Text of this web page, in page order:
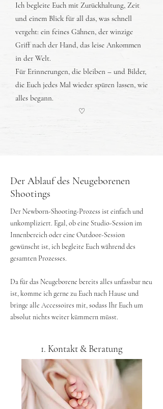
Ich begleite Euch mit Zurückhaltung, Zeit
und einem Blick für all das, was schnell
vergeht: ein feines Gähnen, der winzige
Griff nach der Hand, das leise Ankommen
in der Welt.
Für Erinnerungen, die bleiben – und Bilder,
die Euch jedes Mal wieder spüren lassen, wie
alles begann.
♡
Der Ablauf des Neugeborenen
Shootings
Der Newborn-Shooting-Prozess ist einfach und
unkompliziert. Egal, ob eine Studio-Session im
Innenbereich oder eine Outdoor-Session
gewünscht ist, ich begleite Euch während des
gesamten Prozesses.
Da für das Neugeborene bereits alles unfassbar neu
ist, komme ich gerne zu Euch nach Hause und
bringe alle Accessoires mit, sodass Ihr Euch um
absolut nichts weiter kümmern müsst.
1. Kontakt & Beratung